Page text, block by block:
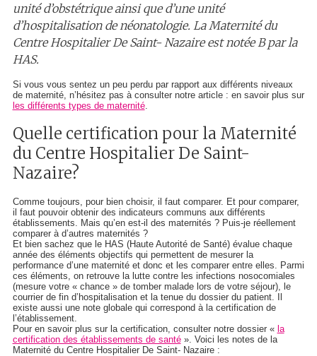
unité d’obstétrique ainsi que d’une unité
d’hospitalisation de néonatologie. La Maternité du
Centre Hospitalier De Saint- Nazaire est notée B par la
HAS.
Si vous vous sentez un peu perdu par rapport aux différents niveaux
de maternité, n’hésitez pas à consulter notre article : en savoir plus sur
les différents types de maternité.
Quelle certification pour la Maternité
du Centre Hospitalier De Saint-
Nazaire?
Comme toujours, pour bien choisir, il faut comparer. Et pour comparer,
il faut pouvoir obtenir des indicateurs communs aux différents
établissements. Mais qu’en est-il des maternités ? Puis-je réellement
comparer à d’autres maternités ?
Et bien sachez que le HAS (Haute Autorité de Santé) évalue chaque
année des éléments objectifs qui permettent de mesurer la
performance d’une maternité et donc et les comparer entre elles. Parmi
ces éléments, on retrouve la lutte contre les infections nosocomiales
(mesure votre « chance » de tomber malade lors de votre séjour), le
courrier de fin d’hospitalisation et la tenue du dossier du patient. Il
existe aussi une note globale qui correspond à la certification de
l’établissement.
Pour en savoir plus sur la certification, consulter notre dossier « la
certification des établissements de santé». Voici les notes de la
Maternité du Centre Hospitalier De Saint- Nazaire :